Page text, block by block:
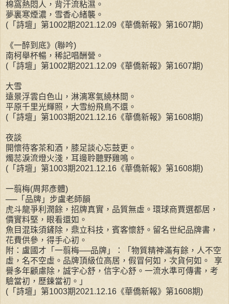
棉窩熱悶人，背汗流粘濕。
夢裏寒煙濃，雪香心緒襲。
(「詩壇」第1002期2021.12.09《華僑新報》第1607期)
《一醉到底》(聯吟)
南柯舉杯暢，稀記唱酬營。
(「詩壇」第1002期2021.12.09《華僑新報》第1607期)
大雪
遠景浮雲白色山，淋漓寒氣繞林間。
平原千里光輝照，大雪紛飛鳥不還。
(「詩壇」第1003期2021.12.16《華僑新報》第1608期)
夜談
開懷待客茶和酒，膝足談心忘鼓更。
燭蕊淚流燈火淺，耳邊聆聽野雞鳴。
(「詩壇」第1003期2021.12.16《華僑新報》第1608期)
一翦梅(周邦彥體)
──「品牌」步盧老師韻
虎斗龍爭利潤餘，招牌真實，品質無虛。環球商賈選都居，
價實料堅，眼看還如。
魚目混珠須鏟除，鼎立科技，賓客懷舒。留名世紀品牌書，
花費供參，得手心初。
附：盧國才「一翦梅──品牌」：「物質精神滿有餘，人不空
虛，名不空虛。品牌頂級位高居，假冒何如，次貨何如。 享
譽多年顧慮除，誠字心舒，信字心舒。一流水準可傳書，考
驗當初，歷鍊當初。」
(「詩壇」第1003期2021.12.16《華僑新報》第1608期)